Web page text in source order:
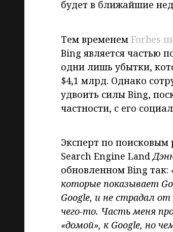
будет в ближайшие
Тем временем Forbes
Bing является частью
одни лишь убытки,
$4,1 млрд. Однако
удвоить силы Bing,
частности, с его
Эксперт по поисковым
Search Engine Land
обновленном Bing так:
которые показывает
Google, и не страдал
чего-то. Часть меня
«домой», к Google, но